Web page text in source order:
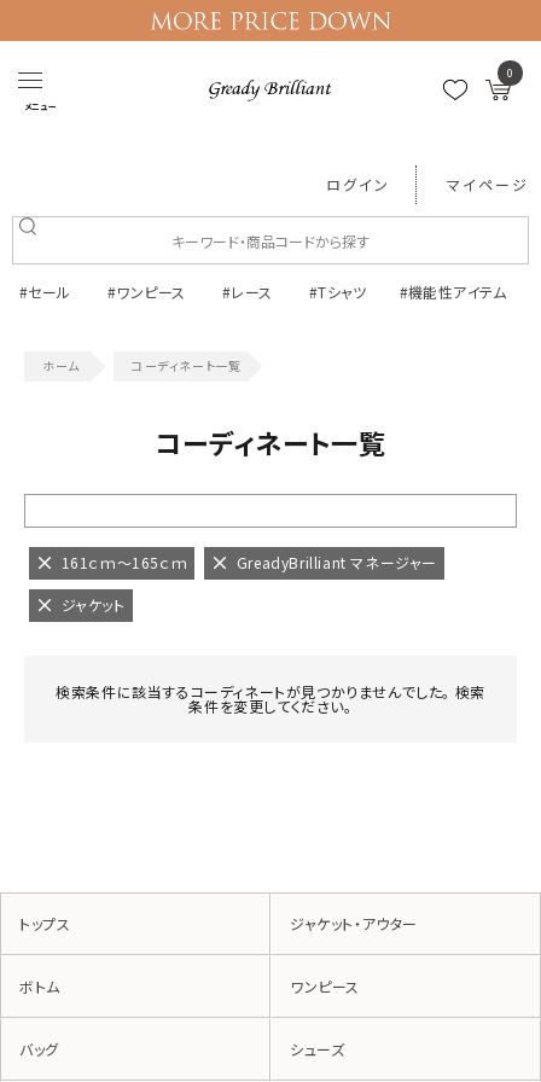
メニュー
0
ログイン マイページ
#セール #ワンピース #レース #Tシャツ #機能性アイテム
コーディネート一覧
コーディネート一覧
161ｃｍ～165ｃｍ GreadyBrilliant マネージャー
ジャケット
検索条件に該当するコーディネートが見つかりませんでした。 検索
条件を変更してください。
トップス ジャケット・アウター
ボトム ワンピース
バッグ シューズ